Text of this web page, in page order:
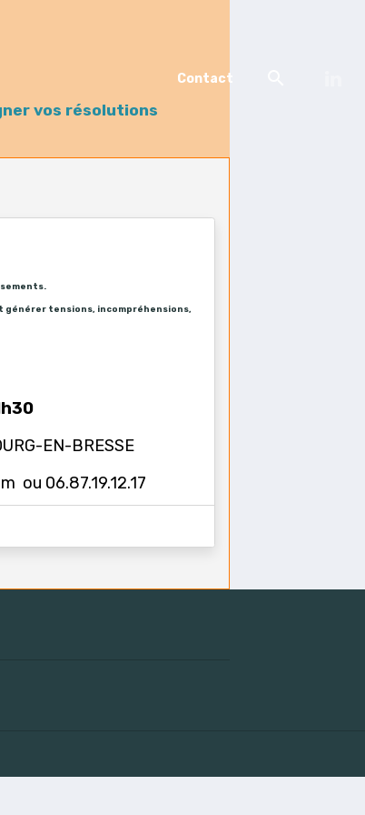
vos résolutions
Contact
générer tensions, incompréhensions,
EN-BRESSE
ou 06.87.19.12.17